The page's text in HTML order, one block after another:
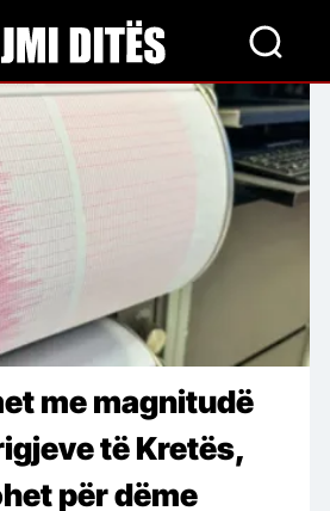
me magnitudë
të Kretës,
për dëme